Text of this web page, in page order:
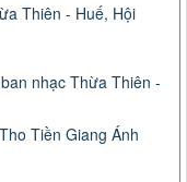
Thiên - Huế, Hội
nhạc Thừa Thiên -
Tiền Giang Ánh